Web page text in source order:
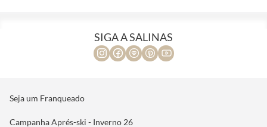
SIGA A SALINAS
Seja um Franqueado
Campanha Aprés-ski - Inverno 26